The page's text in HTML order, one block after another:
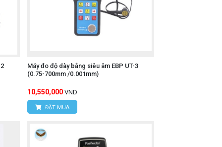
Máy đo độ dày bằng siêu âm EBP UT-3
(0.75-700mm /0.001mm)
10,550,000 VND
ĐẶT MUA